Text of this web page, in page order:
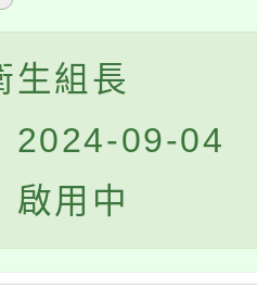
生組長
2024-09-04
啟用中